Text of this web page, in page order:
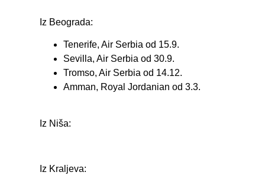
Iz Beograda:
Tenerife, Air Serbia od 15.9.
Sevilla, Air Serbia od 30.9.
Tromso, Air Serbia od 14.12.
Amman, Royal Jordanian od 3.3.
Iz Niša:
Iz Kraljeva: